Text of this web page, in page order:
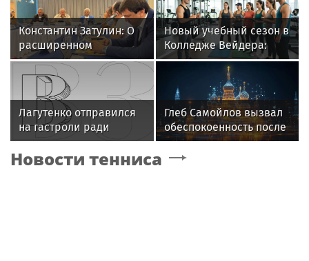
Константин Затулин: О
расширенном
заседании Совета
Международного
российско-армянского
«Лазаревского клуба»
Новый учебный сезон в
Колледже Вейдера:
стартовали очные
программы подготовки
фитнес-тренеров и
специалистов
индустрии здоровья
Лагутенко отправился
на гастроли ради
ремонта сгоревшего
особняка в США
Глеб Самойлов вызвал
обеспокоенность после
концерта в Москве
Новости тенниса